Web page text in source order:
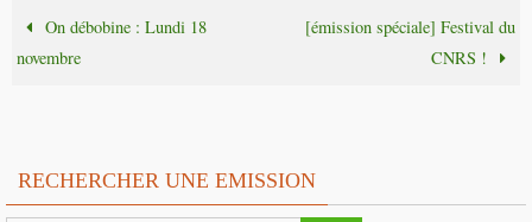
On débobine : Lundi 18
novembre
[émission spéciale] Festival du
CNRS !
RECHERCHER UNE EMISSION